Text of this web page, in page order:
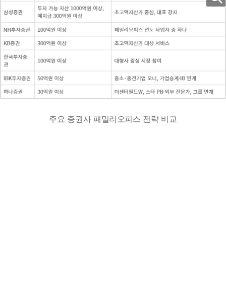
주요 증권사 패밀리오피스 전략 비교